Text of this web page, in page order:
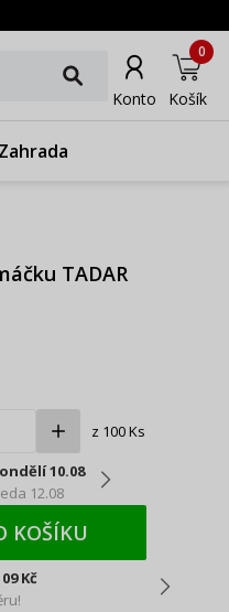
Konto Košík
0
Zahrada
TADAR
z 100 Ks
10.08
12.08
KOŠÍKU
Kč